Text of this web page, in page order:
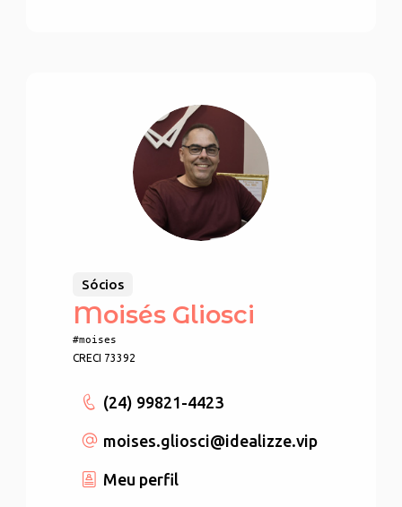
Sócios
Moisés Gliosci
#moises
CRECI 73392
(24) 99821-4423
moises.gliosci@idealizze.vip
Meu perfil